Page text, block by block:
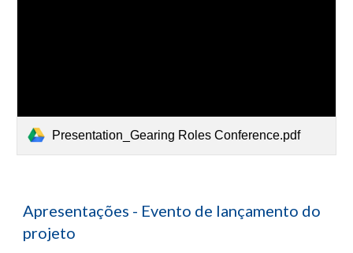
Presentation_Gearing Roles Conference.pdf
Apresentações - Evento de lançamento do
projeto